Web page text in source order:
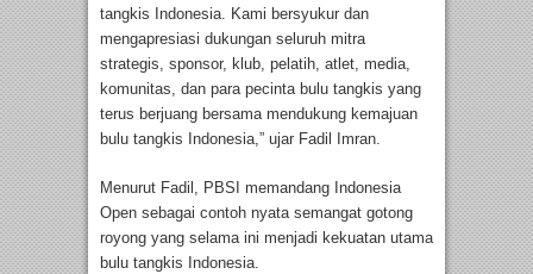
tangkis Indonesia. Kami bersyukur dan
mengapresiasi dukungan seluruh mitra
strategis, sponsor, klub, pelatih, atlet, media,
komunitas, dan para pecinta bulu tangkis yang
terus berjuang bersama mendukung kemajuan
bulu tangkis Indonesia,” ujar Fadil Imran.
Menurut Fadil, PBSI memandang Indonesia
Open sebagai contoh nyata semangat gotong
royong yang selama ini menjadi kekuatan utama
bulu tangkis Indonesia.